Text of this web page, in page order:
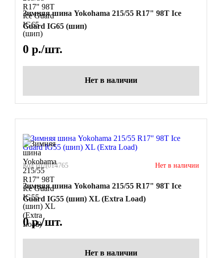
Зимняя шина Yokohama 215/55 R17" 98T Ice
Guard IG65 (шип)
0 р./шт.
Нет в наличии
Код ШД014765 Нет в наличии
Зимняя шина Yokohama 215/55 R17" 98T Ice
Guard IG55 (шип) XL (Extra Load)
0р./шт.
Нет в наличии